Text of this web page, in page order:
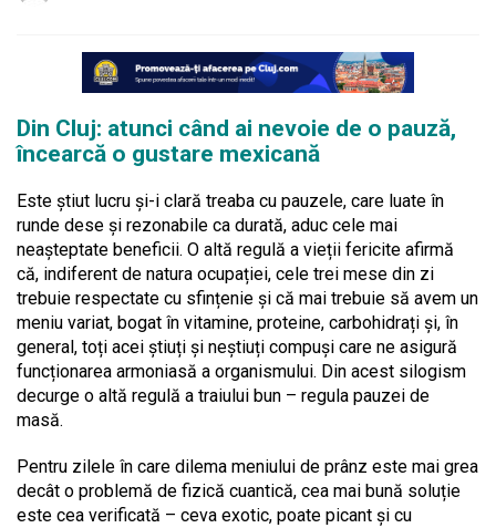
Din Cluj: atunci când ai nevoie de o pauză,
încearcă o gustare mexicană
Este știut lucru și-i clară treaba cu pauzele, care luate în
runde dese și rezonabile ca durată, aduc cele mai
neașteptate beneficii. O altă regulă a vieții fericite afirmă
că, indiferent de natura ocupației, cele trei mese din zi
trebuie respectate cu sfințenie și că mai trebuie să avem un
meniu variat, bogat în vitamine, proteine, carbohidrați și, în
general, toți acei știuți și neștiuți compuși care ne asigură
funcționarea armoniasă a organismului. Din acest silogism
decurge o altă regulă a traiului bun – regula pauzei de
masă.
Pentru zilele în care dilema meniului de prânz este mai grea
decât o problemă de fizică cuantică, cea mai bună soluție
este cea verificată – ceva exotic, poate picant și cu